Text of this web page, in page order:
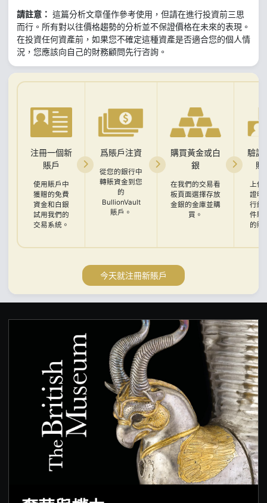
請註意： 這篇分析文章僅作參考使用，但請在進行投資前三思
而行。所有對以往價格趨勢的分析並不保證價格在未來的表現。
在投資任何資產前，如果您不確定這種資產是否適合您的個人情
況，您應該向自己的財務顧問先行咨詢。
注冊一個新
賬戶
使用賬戶中
獲贈的免費
資金和白銀
試用我們的
交易系統。
爲賬戶注資
從您的銀行中
轉賬資金到您
的
BullionVault
賬戶。
購買黃金或白
銀
在我們的交易看
板頁面選擇存放
金銀的金庫並購
買。
驗證
賬
上傳
證明
行結
件驗
的賬
今天就注冊新賬戶